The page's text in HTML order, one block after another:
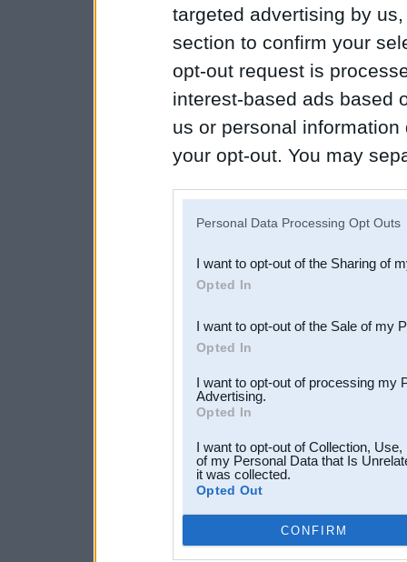
targeted advertising by
section to confirm your
opt-out request is
interest-based ads based
us or personal
your opt-out. You may
Downstream Participants
third parties.
Personal Data Processing Opt Outs
I want to opt-out of the Sharing of
Opted In
I want to opt-out of the Sale of my
Opted In
I want to opt-out of processing my
Advertising.
Opted In
I want to opt-out of Collection,
of my Personal Data that Is
it was collected.
Opted Out
CONFIRM